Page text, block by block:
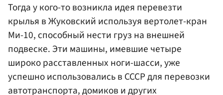
Тогда у кого-то возникла идея перевезти
крылья в Жуковский используя вертолет-кран
Ми-10, способный нести груз на внешней
подвеске. Эти машины, имевшие четыре
широко расставленных ноги-шасси, уже
успешно использовались в СССР для перевозки
автотранспорта, домиков и других